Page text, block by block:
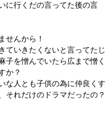
に行くだの言ってた後の言
せんから！
ていきたくないと言ってたじ
子を憎んでいたら広まで憎く
か？
な人とも子供の為に仲良くす
それだけのドラマだったの？